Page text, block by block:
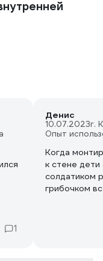
1
Денис
10.07.2023г.
Опыт
Когда
к стене дети
солдатиком
грибочком